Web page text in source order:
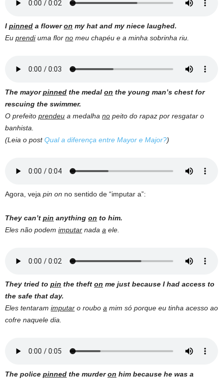
I pinned a floweron my hat and my niece laughed.
Eu prendiuma flor no meu chapéu e a minha sobrinha riu.
The mayorpinned the medal on the young man’s chest for
rescuing the swimmer.
O prefeito prendeu a medalha no peito do rapaz por resgatar o
banhista.
(Leia o postQual a diferença entre Mayor e Major?)
Agora, veja pin on no sentido de “imputar a”:
They can’t pin anything on to him.
Eles não podem imputar nada a ele.
They tried to pin the theft on me just because I had access to
the safe that day.
Eles tentaram imputar o roubo a mim só porque eu tinha acesso ao
cofre naquele dia.
The police pinned the murderon him because he was a